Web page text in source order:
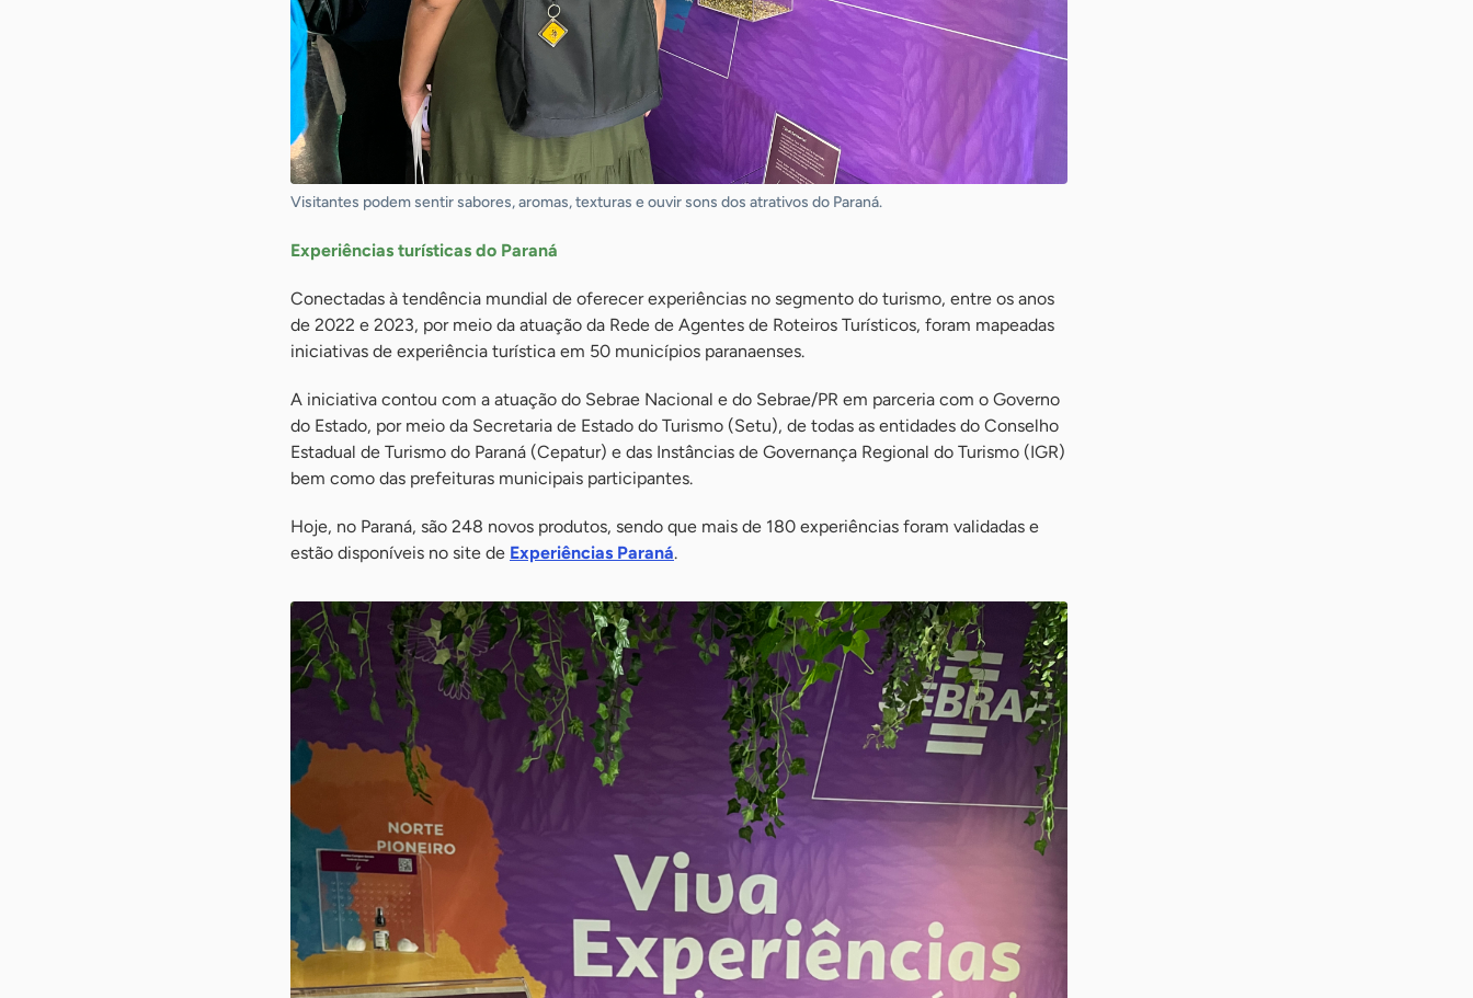
Visitantes podem sentir sabores, aromas, texturas e ouvir sons dos atrativos do Paraná.
Experiências turísticas do Paraná
Conectadas à tendência mundial de oferecer experiências no segmento do turismo, entre os anos
de 2022 e 2023, por meio da atuação da Rede de Agentes de Roteiros Turísticos, foram mapeadas
iniciativas de experiência turística em 50 municípios paranaenses.
A iniciativa contou com a atuação do Sebrae Nacional e do Sebrae/PR em parceria com o Governo
do Estado, por meio da Secretaria de Estado do Turismo (Setu), de todas as entidades do Conselho
Estadual de Turismo do Paraná (Cepatur) e das Instâncias de Governança Regional do Turismo (IGR)
bem como das prefeituras municipais participantes.
Hoje, no Paraná, são 248 novos produtos, sendo que mais de 180 experiências foram validadas e
estão disponíveis no site de Experiências Paraná.